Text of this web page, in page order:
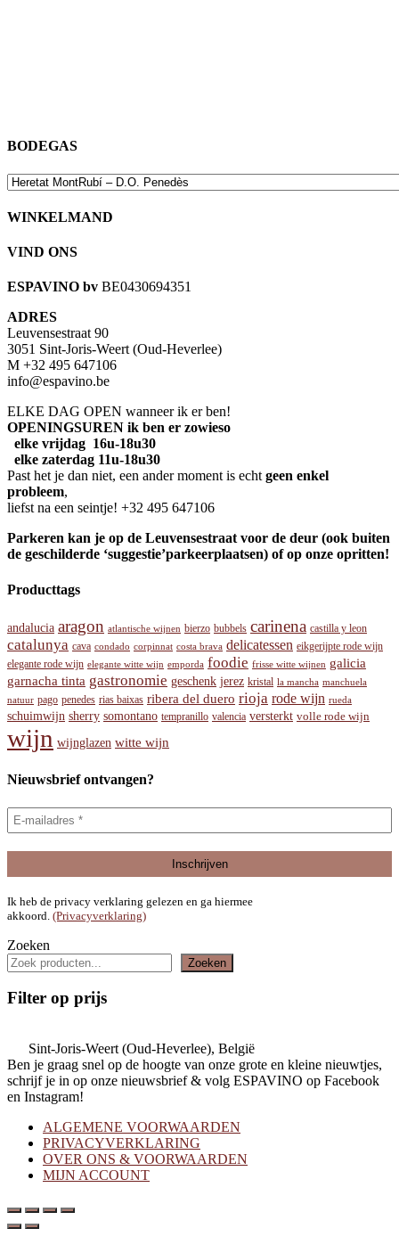
BODEGAS
WINKELMAND
VIND ONS
ESPAVINO bv BE0430694351
ADRES
Leuvensestraat 90
3051 Sint-Joris-Weert (Oud-Heverlee)
M +32 495 647106
info@espavino.be
ELKE DAG OPEN wanneer ik er ben!
OPENINGSUREN ik ben er zowieso
elke vrijdag 16u-18u30
elke zaterdag 11u-18u30
Past het je dan niet, een ander moment is echtgeen enkel
probleem,
liefst na een seintje! +32 495 647106
Parkeren kan je op de Leuvensestraat voor de deur (ook buiten
de geschilderde ‘suggestie’parkeerplaatsen) of op onze opritten!
Producttags
andalucia aragon atlantische wijnen bierzo bubbels carinena castilla y leon
catalunya cava condado corpinnat costa brava delicatessen eikgerijpte rode wijn
elegante rode wijn elegante witte wijn emporda foodie frisse witte wijnen galicia
garnacha tinta gastronomie geschenk jerez kristal la mancha manchuela
natuur pago penedes rias baixas ribera del duero rioja rode wijn rueda
schuimwijn sherry somontano tempranillo valencia versterkt volle rode wijn
wijn wijnglazen witte wijn
Nieuwsbrief ontvangen?
Ik heb de privacy verklaring gelezen en ga hiermee
akkoord. (Privacyverklaring)
Zoeken
Zoeken
Filter op prijs
Sint-Joris-Weert (Oud-Heverlee), België
Ben je graag snel op de hoogte van onze grote en kleine nieuwtjes,
schrijf je in op onze nieuwsbrief & volg ESPAVINO op Facebook
en Instagram!
ALGEMENE VOORWAARDEN
PRIVACYVERKLARING
OVER ONS & VOORWAARDEN
MIJN ACCOUNT
0,00€
(0
0